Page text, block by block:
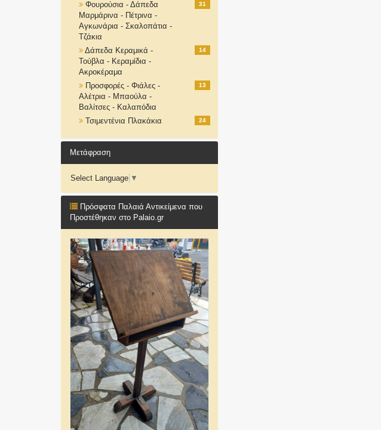
Φουρούσια - Δάπεδα
Μαρμάρινα - Πέτρινα -
Αγκωνάρια - Σκαλοπάτια -
Τζάκια
31
Δάπεδα Κεραμικά -
Τούβλα - Κεραμίδια -
Ακροκέραμα
14
Προσφορές - Φιάλες -
Αλέτρια - Μπαούλα -
Βαλίτσες - Καλαπόδια
13
Τσιμεντένια Πλακάκια 24
Μετάφραση
Select Language ▼
Πρόσφατα Παλαιά Αντικείμενα που
Προστέθηκαν στο Palaio.gr